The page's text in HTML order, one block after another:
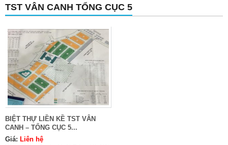
TST VÂN CANH TỔNG CỤC 5
BIỆT THỰ LIỀN KỀ TST VÂN
CANH – TỔNG CỤC 5...
Giá: Liên hệ